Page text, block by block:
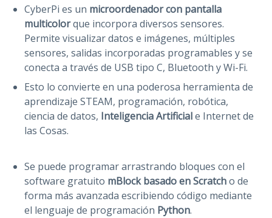
CyberPi es un microordenador con pantalla
multicolorque incorpora diversos sensores.
Permite visualizar datos e imágenes, múltiples
sensores, salidas incorporadas programables y se
conecta a través de USB tipo C, Bluetooth y Wi-Fi.
Esto lo convierte en una poderosa herramienta de
aprendizaje STEAM, programación, robótica,
ciencia de datos, Inteligencia Artificiale Internet de
las Cosas.
Se puede programar arrastrando bloques con el
software gratuito mBlock basado en Scratcho de
forma más avanzada escribiendo código mediante
el lenguaje de programación Python.